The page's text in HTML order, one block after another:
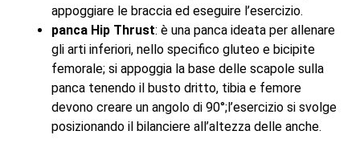
appoggiare le braccia ed eseguire l’esercizio.
panca Hip Thrust: è una panca ideata per allenare
gli arti inferiori, nello specifico gluteo e bicipite
femorale; si appoggia la base delle scapole sulla
panca tenendo il busto dritto, tibia e femore
devono creare un angolo di 90°;l’esercizio si svolge
posizionando il bilanciere all’altezza delle anche.